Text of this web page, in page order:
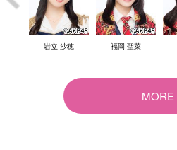
岩立 沙穂 福岡 聖菜
MORE